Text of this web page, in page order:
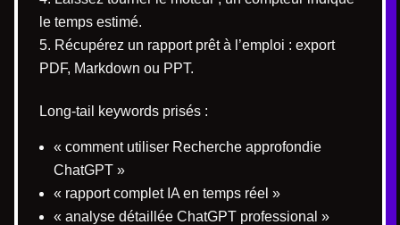
le temps estimé.
Récupérez un rapport prêt à l’emploi : export
PDF, Markdown ou PPT.
Long-tail keywords prisés :
« comment utiliser Recherche approfondie
ChatGPT »
« rapport complet IA en temps réel »
« analyse détaillée ChatGPT professional »